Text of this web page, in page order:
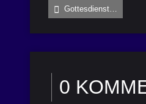
Gottesdienst…
0